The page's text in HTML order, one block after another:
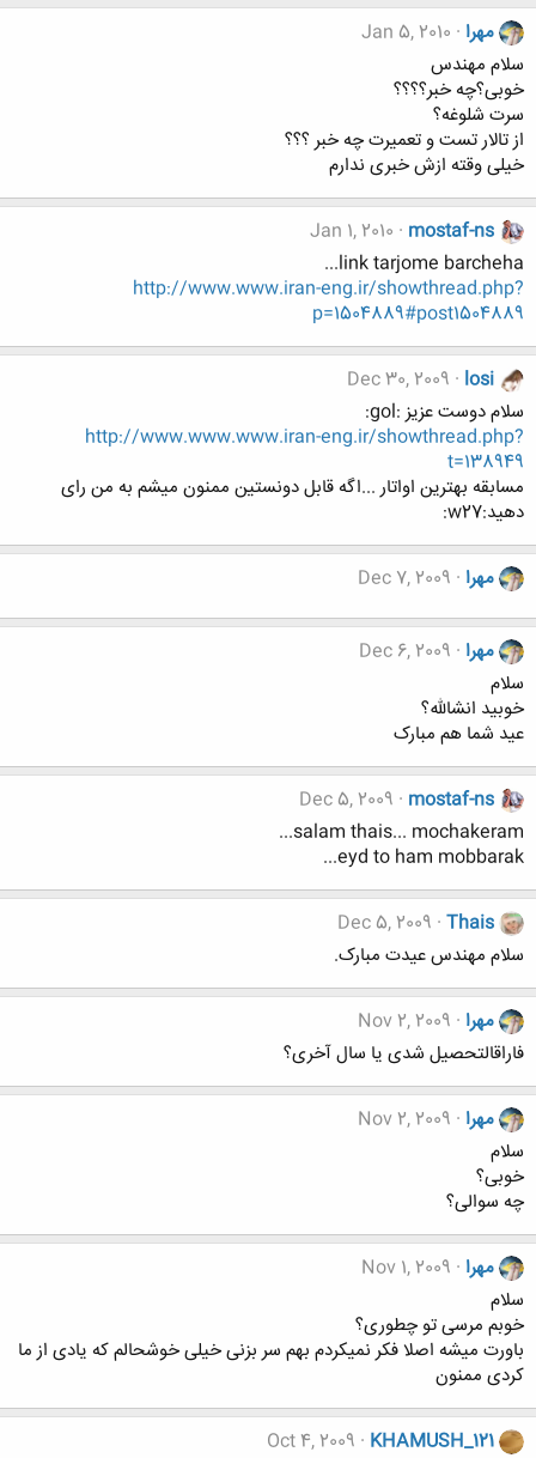
مهرا Jan 5, 2010
سلام مهندس
خوبی؟چه خبر؟؟؟؟
سرت شلوغه؟
از تالار تست و تعمیرت چه خبر ؟؟؟
خیلی وقته ازش خبری ندارم
mostaf-ns
Jan 1, 2010
link tarjome barcheha...
http://www.www.iran-eng.ir/showthread.php?
p=1504889#post1504889
losi
Dec 30, 2009
سلام دوست عزیز :gol:
http://www.www.www.iran-eng.ir/showthread.php?
t=138949
مسابقه بهترین اواتار ...اگه قابل دونستین ممنون میشم به من رای
دهید:w27:
مهرا Dec 7, 2009
مهرا Dec 6, 2009
سلام
خوبید انشالله؟
عید شما هم مبارک
mostaf-ns
Dec 5, 2009
salam thais... mochakeram...
eyd to ham mobbarak...
Thais
Dec 5, 2009
سلام مهندس عیدت مبارک.
مهرا Nov 2, 2009
فاراقالتحصیل شدی یا سال آخری؟
مهرا Nov 2, 2009
سلام
خوبی؟
چه سوالی؟
مهرا Nov 1, 2009
سلام
خوبم مرسی تو چطوری؟
باورت میشه اصلا فکر نمیکردم بهم سر بزنی خیلی خوشحالم که یادی از ما
کردی ممنون
KHAMUSH_121
Oct 4, 2009